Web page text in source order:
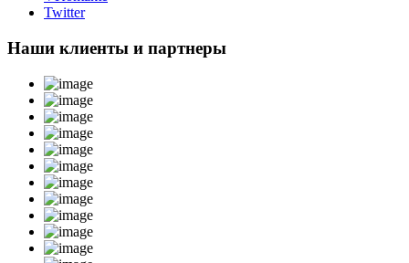
Twitter
Наши клиенты и партнеры